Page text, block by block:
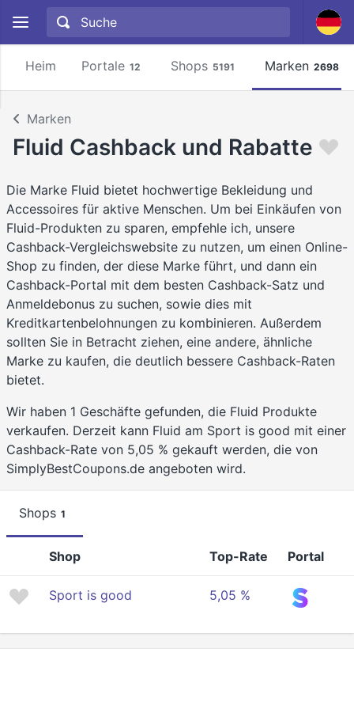
Heim Portale 12 Shops 5191 Marken 2698
Marken
Fluid Cashback und Rabatte
Die Marke Fluid bietet hochwertige Bekleidung und
Accessoires für aktive Menschen. Um bei Einkäufen von
Fluid-Produkten zu sparen, empfehle ich, unsere
Cashback-Vergleichswebsite zu nutzen, um einen Online-
Shop zu finden, der diese Marke führt, und dann ein
Cashback-Portal mit dem besten Cashback-Satz und
Anmeldebonus zu suchen, sowie dies mit
Kreditkartenbelohnungen zu kombinieren. Außerdem
sollten Sie in Betracht ziehen, eine andere, ähnliche
Marke zu kaufen, die deutlich bessere Cashback-Raten
bietet.
Wir haben 1 Geschäfte gefunden, die Fluid Produkte
verkaufen. Derzeit kann Fluid am Sport is good mit einer
Cashback-Rate von 5,05 % gekauft werden, die von
SimplyBestCoupons.de angeboten wird.
Shops 1
Shop Top-Rate Portal
Sport is good 5,05 %